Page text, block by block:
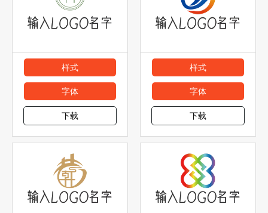
样式
字体
下载
样式
字体
下载